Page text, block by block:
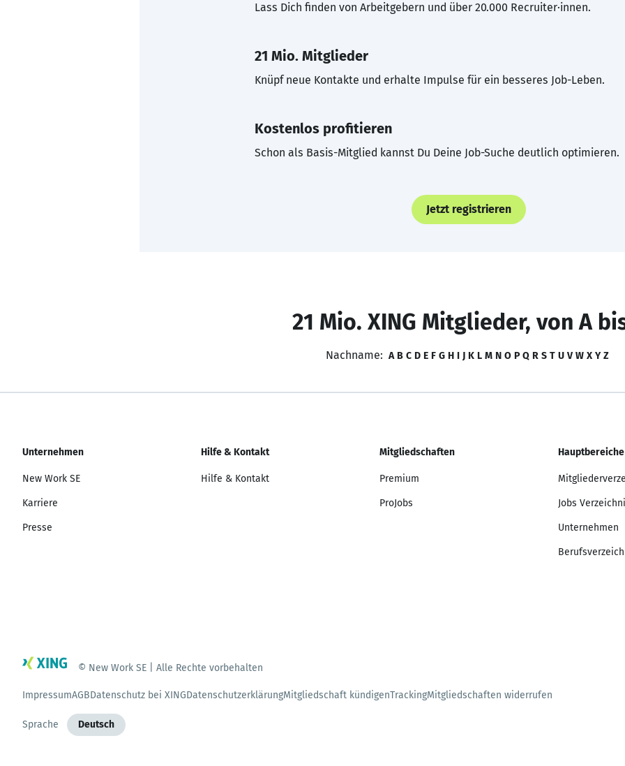
Lass Dich finden von Arbeitgebern und über 20.000 Recruiter·innen.
21 Mio. Mitglieder
Knüpf neue Kontakte und erhalte Impulse für ein besseres Job-Leben.
Kostenlos profitieren
Schon als Basis-Mitglied kannst Du Deine Job-Suche deutlich optimieren.
Jetzt registrieren
21 Mio. XING Mitglieder, von A
Nachname: A B C D E F G H I J K L M N O P Q R S T U V W X Y Z
Unternehmen
New Work SE
Karriere
Presse
Hilfe & Kontakt
Hilfe & Kontakt
Mitgliedschaften
Premium
ProJobs
Hauptbereiche
Jobs
Unternehmen
© New Work SE | Alle Rechte vorbehalten
ImpressumAGBDatenschutz bei XINGDatenschutzerklärungMitgliedschaft kündigenTrackingMitgliedschaften widerrufen
Sprache Deutsch